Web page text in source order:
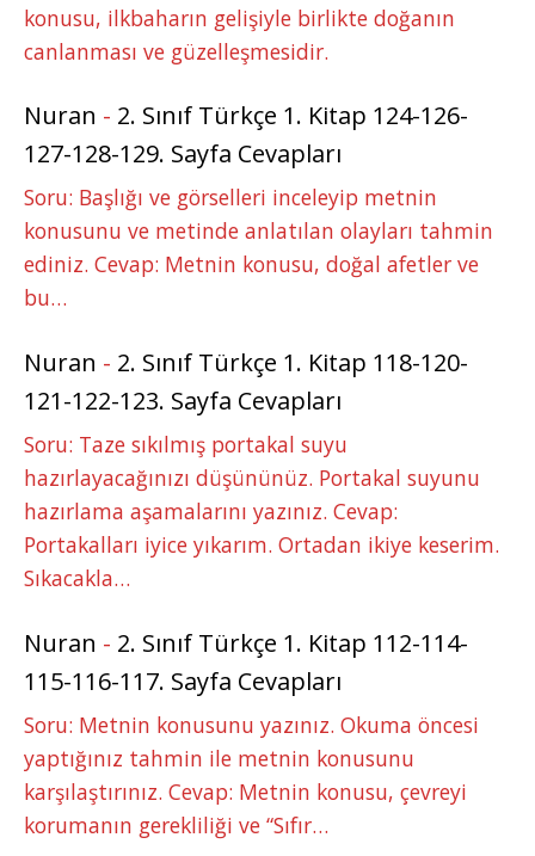
konusu, ilkbaharın gelişiyle birlikte doğanın
canlanması ve güzelleşmesidir.
Nuran - 2. Sınıf Türkçe 1. Kitap 124-126-
127-128-129. Sayfa Cevapları
Soru: Başlığı ve görselleri inceleyip metnin
konusunu ve metinde anlatılan olayları tahmin
ediniz. Cevap: Metnin konusu, doğal afetler ve
bu…
Nuran - 2. Sınıf Türkçe 1. Kitap 118-120-
121-122-123. Sayfa Cevapları
Soru: Taze sıkılmış portakal suyu
hazırlayacağınızı düşününüz. Portakal suyunu
hazırlama aşamalarını yazınız. Cevap:
Portakalları iyice yıkarım. Ortadan ikiye keserim.
Sıkacakla…
Nuran - 2. Sınıf Türkçe 1. Kitap 112-114-
115-116-117. Sayfa Cevapları
Soru: Metnin konusunu yazınız. Okuma öncesi
yaptığınız tahmin ile metnin konusunu
karşılaştırınız. Cevap: Metnin konusu, çevreyi
korumanın gerekliliği ve “Sıfır…